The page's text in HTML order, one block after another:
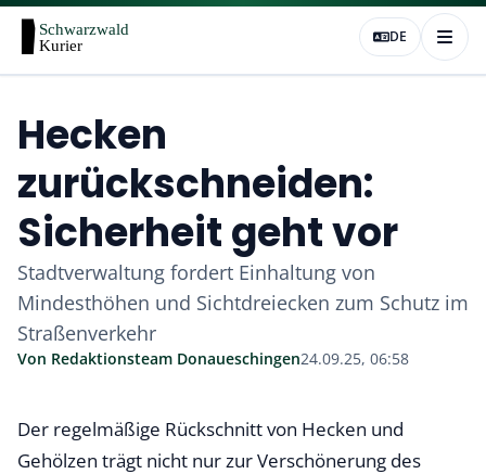
DE
Hecken
zurückschneiden:
Sicherheit geht vor
Stadtverwaltung fordert Einhaltung von
Mindesthöhen und Sichtdreiecken zum Schutz im
Straßenverkehr
Von Redaktionsteam Donaueschingen24.09.25, 06:58
Der regelmäßige Rückschnitt von Hecken und
Gehölzen trägt nicht nur zur Verschönerung des